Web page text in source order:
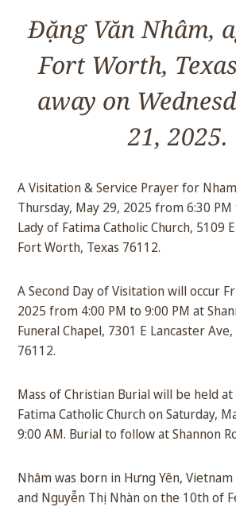
Đặng Văn Nhâm,
Fort Worth,
away on
21, 2025.
A Visitation & Service Prayer for
Thursday, May 29, 2025 from 6:30
Lady of Fatima Catholic Church, 5109
Fort Worth, Texas 76112.
A Second Day of Visitation will occur
2025 from 4:00 PM to 9:00 PM at
Funeral Chapel, 7301 E Lancaster
76112.
Mass of Christian Burial will be held
Fatima Catholic Church on Saturday,
9:00 AM. Burial to follow at Shannon
Nhâm was born in Hưng Yên,
and Nguyễn Thị Nhàn on the 10th of